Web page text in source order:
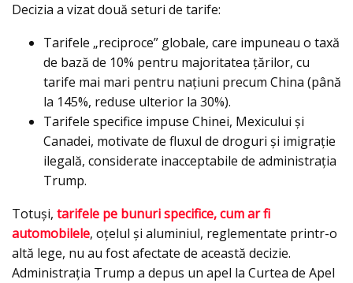
Decizia a vizat două seturi de tarife:
Tarifele „reciproce” globale, care impuneau o taxă
de bază de 10% pentru majoritatea țărilor, cu
tarife mai mari pentru națiuni precum China (până
la 145%, reduse ulterior la 30%).
Tarifele specifice impuse Chinei, Mexicului și
Canadei, motivate de fluxul de droguri și imigrație
ilegală, considerate inacceptabile de administrația
Trump.
Totuși, tarifele pe bunuri specifice, cum ar fi
automobilele, oțelul și aluminiul, reglementate printr-o
altă lege, nu au fost afectate de această decizie.
Administrația Trump a depus un apel la Curtea de Apel